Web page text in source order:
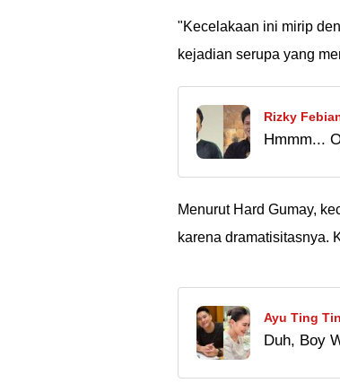
"Kecelakaan ini mirip
kejadian serupa yang
Rizky
Sule: Dia
Hmmm...
Menurut Hard Gumay,
karena dramatisitasnya.
Ayu Ting
Happy for
Duh, Boy